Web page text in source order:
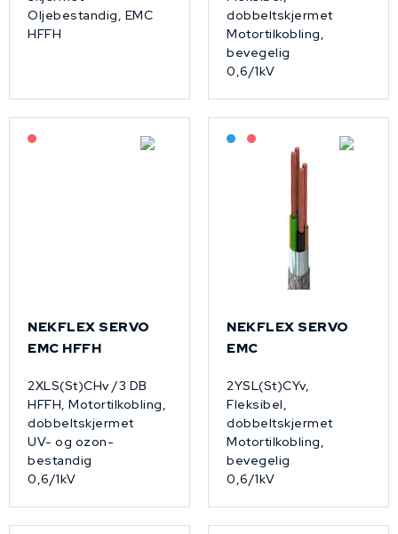
Oljebestandig, EMC
HFFH
dobbeltskjermet
Motortilkobling,
bevegelig
0,6/1kV
NEKFLEX SERVO
EMC HFFH
2XLS(St)CHv /3 DB
HFFH, Motortilkobling,
dobbeltskjermet
UV- og ozon-
bestandig
0,6/1kV
Bestilling: 2-3 uker
På forespørsel
NEKFLEX SERVO
EMC
2YSL(St)CYv,
Fleksibel,
dobbeltskjermet
Motortilkobling,
bevegelig
0,6/1kV